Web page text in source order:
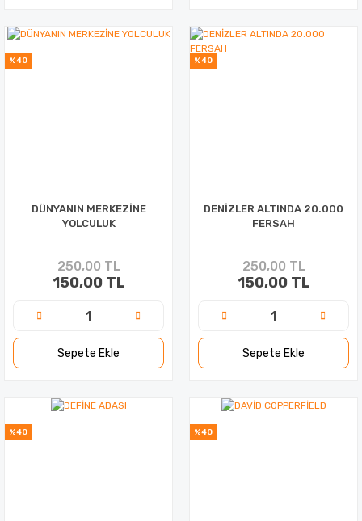
%40
DÜNYANIN MERKEZİNE
YOLCULUK
250,00 TL
150,00 TL
Sepete Ekle
%40
DENİZLER ALTINDA 20.000
FERSAH
250,00 TL
150,00 TL
Sepete Ekle
%40 %40